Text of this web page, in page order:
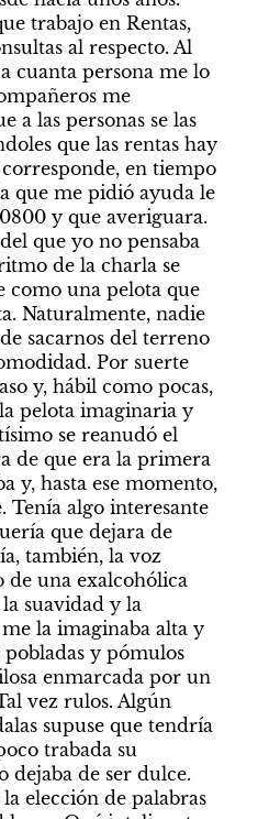
trabajo en Rentas,
al respecto. Al
cuanta persona me lo
me
a las personas se las
que las rentas hay
en tiempo
que me pidió ayuda le
y que averiguara.
que yo no pensaba
de la charla se
como una pelota que
Naturalmente, nadie
sacarnos del terreno
Por suerte
y, hábil como pocas,
pelota imaginaria y
se reanudó el
de que era la primera
y, hasta ese momento,
Tenía algo interesante
que dejara de
también, la voz
de una exalcohólica
suavidad y la
la imaginaba alta y
y pómulos
enmarcada por un
vez rulos. Algún
supuse que tendría
trabada su
dejaba de ser dulce.
elección de palabras